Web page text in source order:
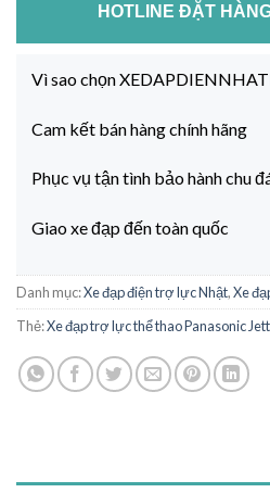
HOTLINE ĐẶT
Vì sao chọn
Cam kết bán hàng chính hãng
Phục vụ tận tình bảo hành chu
Giao xe đạp đến toàn quốc
Danh mục:Xe đạp điện trợ lực Nhật,Xe
Thẻ:Xe đạp trợ lực thể thao Panasonic